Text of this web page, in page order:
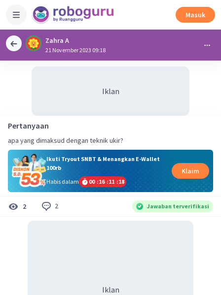
Masuk
Zahra A
21 November 2023 09:18
Iklan
Pertanyaan
apa yang dimaksud dengan teknik ukir?
Ikuti Tryout SNBT & Menangkan E-Wallet
100rb
Habis dalam
00 :16 :11 :18
Klaim
2 2 Jawaban terverifikasi
Iklan